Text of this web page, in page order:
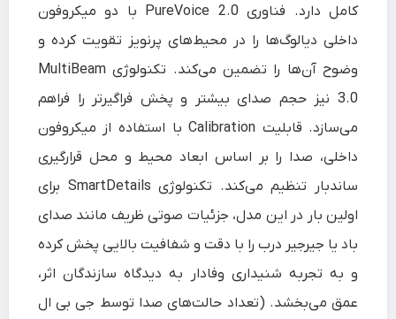
کامل دارد. فناوری PureVoice 2.0 با دو میکروفون
داخلی دیالوگ‌ها را در محیط‌های پرنویز تقویت کرده و
وضوح آن‌ها را تضمین می‌کند. تکنولوژی MultiBeam
3.0 نیز حجم صدای بیشتر و پخش فراگیرتر را فراهم
می‌سازد. قابلیت Calibration با استفاده از میکروفون
داخلی، صدا را بر اساس ابعاد محیط و محل قرارگیری
ساندبار تنظیم می‌کند. تکنولوژی SmartDetails برای
اولین بار در این مدل، جزئیات صوتی ظریف مانند صدای
باد یا جیرجیر درب را با دقت و شفافیت بالایی پخش کرده
و به تجربه شنیداری وفادار به دیدگاه سازندگان اثر،
عمق می‌بخشد. (تعداد حالت‌های صدا توسط جی‌ بی‌ ال